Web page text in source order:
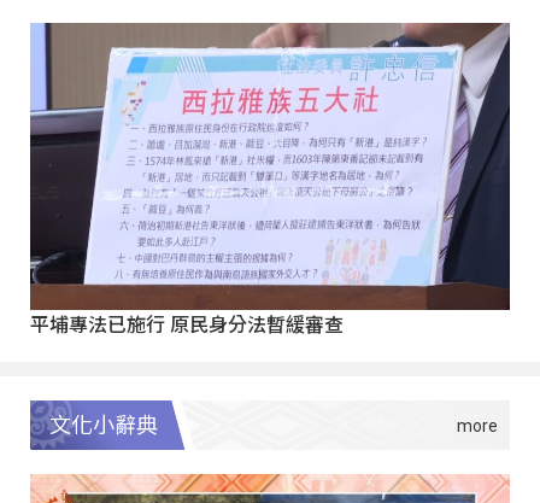
平埔專法已施行 原民身分法暫緩審查
文化小辭典